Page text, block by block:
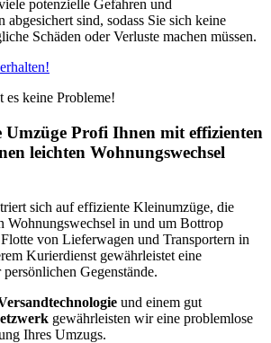
potenzielle Gefahren und
abgesichert sind, sodass Sie sich keine
Schäden oder Verluste machen müssen.
keine Probleme!
Umzüge Profi Ihnen mit effizienten
leichten Wohnungswechsel
sich auf effiziente Kleinumzüge, die
Wohnungswechsel in und um Bottrop
von Lieferwagen und Transportern in
Kurierdienst gewährleistet eine
Gegenstände.
und einem gut
gewährleisten wir eine problemlose
Ihres Umzugs.